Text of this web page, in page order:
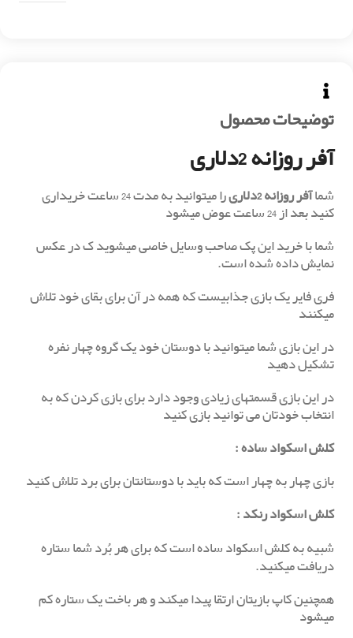
توضیحات محصول
آفر روزانه 2دلاری
شماآفر روزانه 2دلاری
را میتوانید به مدت 24 ساعت خریداری
کنید بعد از 24 ساعت عوض میشود
شما با خرید این پک صاحب وسایل خاصی میشوید ک در عکس
نمایش داده شده است.
فری فایر یک بازی جذابیست که همه در آن برای بقای خود تلاش
میکنند
در این بازی شما میتوانید با دوستان خود یک گروه چهار نفره
تشکیل دهید
در این بازی قسمتهای زیادی وجود دارد برای بازی کردن که به
انتخاب خودتان می توانید بازی کنید
کلش اسکواد ساده:
بازی چهار به چهار است که باید با دوستانتان برای برد تلاش کنید
کلش اسکواد رنکد:
شبیه به کلش اسکواد ساده است که برای هر بُرد شما ستاره
دریافت میکنید.
همچنین کاپ بازیتان ارتقا پیدا میکند و هر باخت یک ستاره کم
میشود